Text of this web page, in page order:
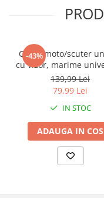
-43%
Casca moto/scuter
cu vizor, marime
55-60cm, gri,
139,99 Lei
79,99 Lei
IN STOC
ADAUGA IN COS